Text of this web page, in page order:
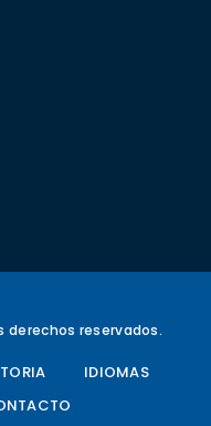
derechos reservados.
IDIOMAS